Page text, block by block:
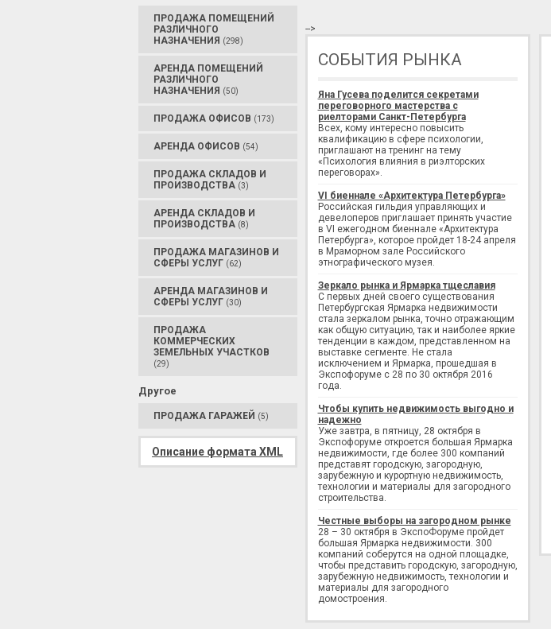
ПРОДАЖА ПОМЕЩЕНИЙ
РАЗЛИЧНОГО
НАЗНАЧЕНИЯ (298)
АРЕНДА ПОМЕЩЕНИЙ
РАЗЛИЧНОГО
НАЗНАЧЕНИЯ (50)
ПРОДАЖА ОФИСОВ (173)
АРЕНДА ОФИСОВ (54)
ПРОДАЖА СКЛАДОВ И
ПРОИЗВОДСТВА (3)
АРЕНДА СКЛАДОВ И
ПРОИЗВОДСТВА (8)
ПРОДАЖА МАГАЗИНОВ И
СФЕРЫ УСЛУГ (62)
АРЕНДА МАГАЗИНОВ И
СФЕРЫ УСЛУГ (30)
ПРОДАЖА
КОММЕРЧЕСКИХ
ЗЕМЕЛЬНЫХ УЧАСТКОВ
(29)
Другое
ПРОДАЖА ГАРАЖЕЙ (5)
Описание формата XML
-->
СОБЫТИЯ РЫНКА
Яна Гусева поделится секретами
переговорного мастерства с
риелторами Санкт-Петербурга
Всех, кому интересно повысить
квалификацию в сфере психологии,
приглашают на тренинг на тему
«Психология влияния в риэлторских
переговорах».
VI биеннале «Архитектура Петербурга»
Российская гильдия управляющих и
девелоперов приглашает принять участие
в VI ежегодном биеннале «Архитектура
Петербурга», которое пройдет 18-24 апреля
в Мраморном зале Российского
этнографического музея.
Зеркало рынка и Ярмарка тщеславия
С первых дней своего существования
Петербургская Ярмарка недвижимости
стала зеркалом рынка, точно отражающим
как общую ситуацию, так и наиболее яркие
тенденции в каждом, представленном на
выставке сегменте. Не стала
исключением и Ярмарка, прошедшая в
Экспофоруме с 28 по 30 октября 2016
года.
Чтобы купить недвижимость выгодно и
надежно
Уже завтра, в пятницу, 28 октября в
Экспофоруме откроется большая Ярмарка
недвижимости, где более 300 компаний
представят городскую, загородную,
зарубежную и курортную недвижимость,
технологии и материалы для загородного
строительства.
Честные выборы на загородном рынке
28 – 30 октября в ЭкспоФоруме пройдет
большая Ярмарка недвижимости. 300
компаний соберутся на одной площадке,
чтобы представить городскую, загородную,
зарубежную недвижимость, технологии и
материалы для загородного
домостроения.